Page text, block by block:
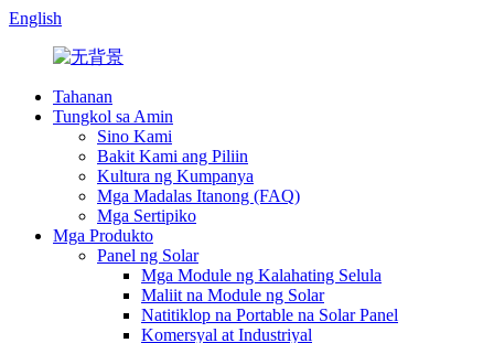
English
Tahanan
Tungkol sa Amin
Sino Kami
Bakit Kami ang Piliin
Kultura ng Kumpanya
Mga Madalas Itanong (FAQ)
Mga Sertipiko
Mga Produkto
Panel ng Solar
Mga Module ng Kalahating Selula
Maliit na Module ng Solar
Natitiklop na Portable na Solar Panel
Komersyal at Industriyal